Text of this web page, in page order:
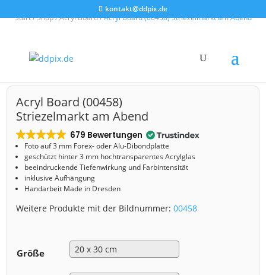
kontakt@ddpix.de
Start/Shop/Acryl Board/ Acryl Board (00458) Striezelmarkt am Abend
Acryl Board (00458)
Striezelmarkt am Abend
679 Bewertungen
Foto auf 3 mm Forex- oder Alu-Dibondplatte
geschützt hinter 3 mm hochtransparentes Acrylglas
beeindruckende Tiefenwirkung und Farbintensität
inklusive Aufhängung
Handarbeit Made in Dresden
Weitere Produkte mit der Bildnummer:00458
Größe